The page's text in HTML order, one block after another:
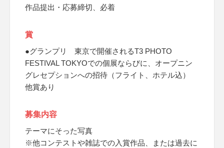
作品提出・応募締切、必着
賞
●グランプリ 東京で開催されるT3 PHOTO
FESTIVAL TOKYOでの個展ならびに、オープニン
グレセプションへの招待（フライト、ホテル込）
他賞あり
募集内容
テーマにそった写真
※他コンテストや雑誌での入賞作品、または過去に